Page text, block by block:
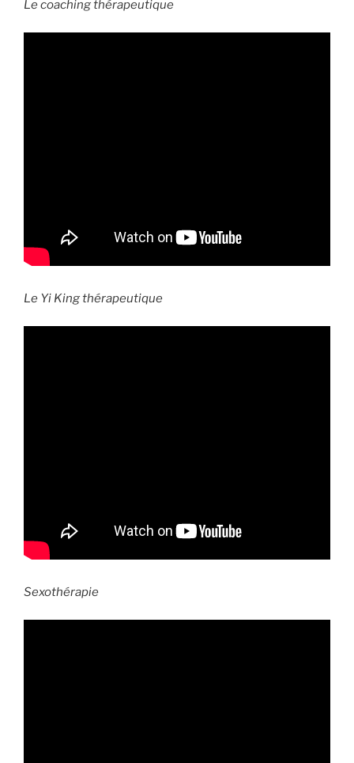
Le coaching thérapeutique
Le Yi King thérapeutique
Sexothérapie